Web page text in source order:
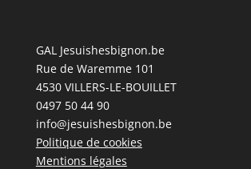
GAL Jesuishesbignon.be
Rue de Waremme 101
4530 VILLERS-LE-BOUILLET
0497 50 44 90
info@jesuishesbignon.be
Politique de cookies
Mentions légales